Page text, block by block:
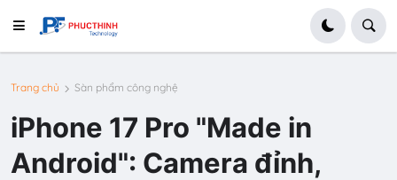
Trang chủ Sàn phẩm công nghệ
iPhone 17 Pro "Made in
Android": Camera đỉnh,